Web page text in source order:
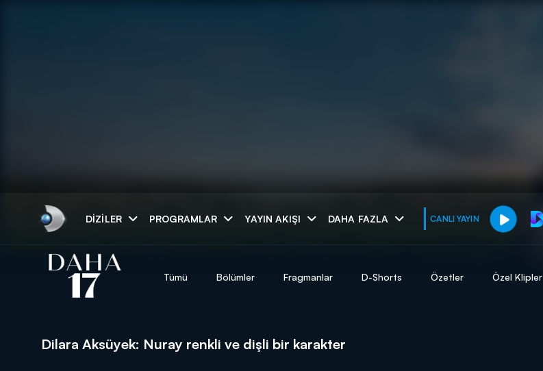
DIZILER PROGRAMLAR YAYIN AKIŞI DAHA FAZLA CANLI YAYIN
muhteşem ikili
Tümü Bölümler Fragmanlar D-Shorts Özetler Özel Klipler
Dilara Aksüyek: Nuray renkli ve dişli bir karakter